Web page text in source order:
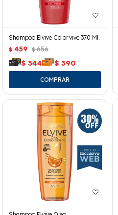
Shampoo Elvive Colorvive 370 Ml.
$ 459 $ 656
$ 344 $ 390